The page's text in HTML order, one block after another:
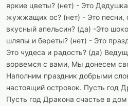
яркие цветы? (нет) - Это
жужжащих ос? (нет) - Это песни,
вкусный апельсин? (да) -Это
шляпы и береты? (нет) - Это
Это чудеса и радость? (да)
ворвемся с вами, Мы донесем
Наполним праздник добрыми
настоящий островок. Пусть год
Пусть год Дракона счастье в